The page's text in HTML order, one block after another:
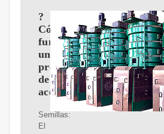
?
Cómo
funciona
una
prensa
de
aceite?
Semillas:
El